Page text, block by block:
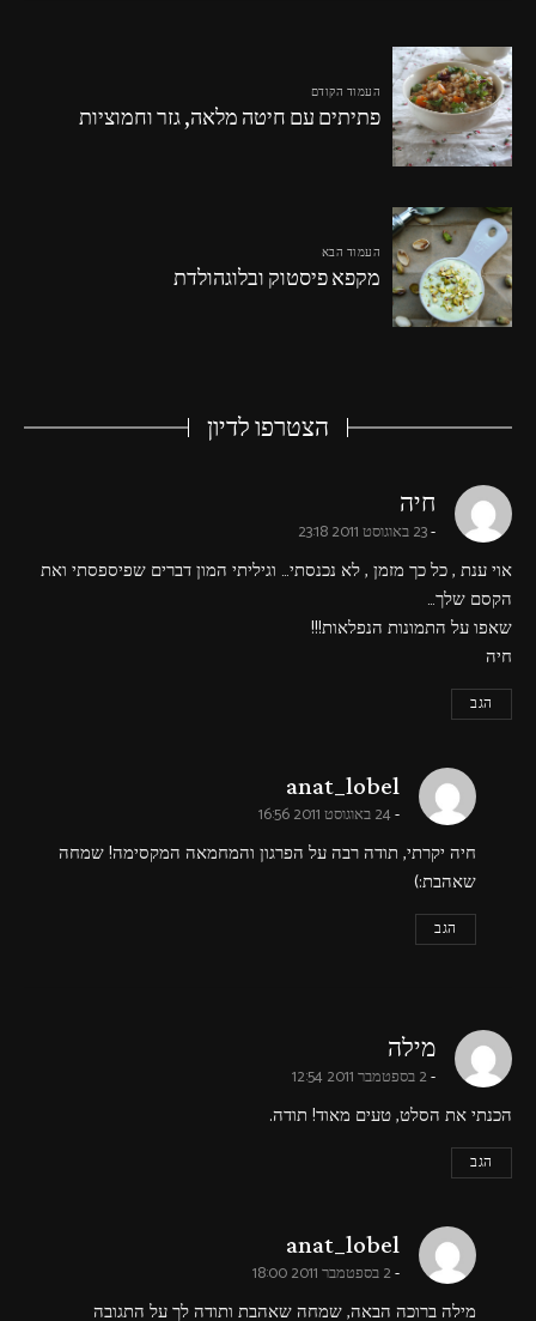
העמוד הקודם
פתיתים עם חיטה מלאה, גזר וחמוציות
העמוד הבא
מקפא פיסטוק ובלוגהולדת
הצטרפו לדיון
חיה
23 באוגוסט 2011 23:18
אוי ענת , כל כך מזמן , לא נכנסתי… וגיליתי המון דברים שפיספסתי ואת
הקסם שלך…
שאפו על התמונות הנפלאות!!!
חיה
הגב
anat_lobel
24 באוגוסט 2011 16:56
חיה יקרתי, תודה רבה על הפרגון והמחמאה המקסימה! שמחה
שאהבת:)
הגב
מילה
2 בספטמבר 2011 12:54
הכנתי את הסלט, טעים מאוד! תודה.
הגב
anat_lobel
2 בספטמבר 2011 18:00
מילה ברוכה הבאה, שמחה שאהבת ותודה לך על התגובה